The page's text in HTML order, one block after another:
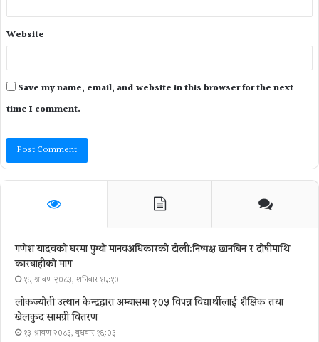
Website
Save my name, email, and website in this browser for the next
time I comment.
गणेश यादवको घरमा पुग्याे मानवअधिकारकाे टोली:निष्पक्ष छानबिन र दोषीमाथि
कारबाहीको माग
१६ श्रावण २०८३, शनिबार १६:१०
लोकज्योती उत्थान केन्द्रद्वारा अम्बासमा १०५ विपन्न विद्यार्थीलाई शैक्षिक तथा
खेलकुद सामग्री वितरण
१३ श्रावण २०८३, बुधबार १६:०३